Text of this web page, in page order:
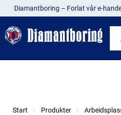
Diamantboring – Forlat vår e-
Start Produkter